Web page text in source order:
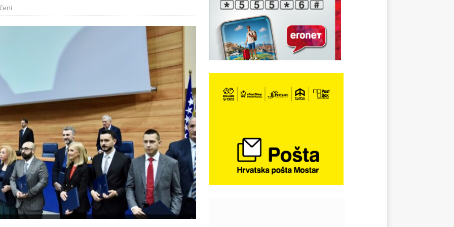
Vozači satima čekaju, dok se drugi ubacuju sa strane
VIJESTI
29. srpnja 2018, preminuo je glazbeni genij Oliver Dragojević
o Oluji: Hrvati imaju što slaviti, dobili su ono što im povijesno